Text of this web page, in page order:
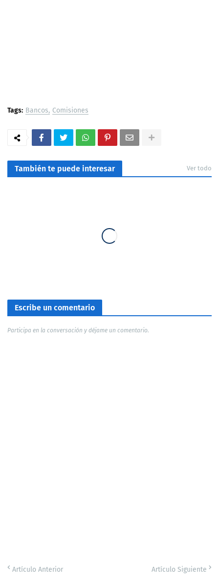
Tags: Bancos Comisiones
También te puede interesar Ver todo
Escribe un comentario
Participa en la conversación y déjame un comentario.
Artículo Anterior Artículo Siguiente